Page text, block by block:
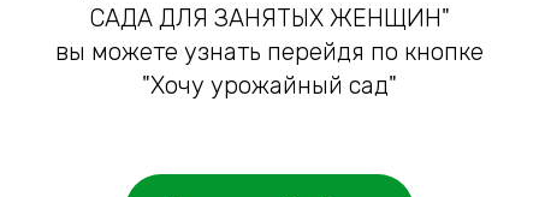
САДА ДЛЯ ЗАНЯТЫХ ЖЕНЩИН"
вы можете узнать перейдя по кнопке
"Хочу урожайный сад"